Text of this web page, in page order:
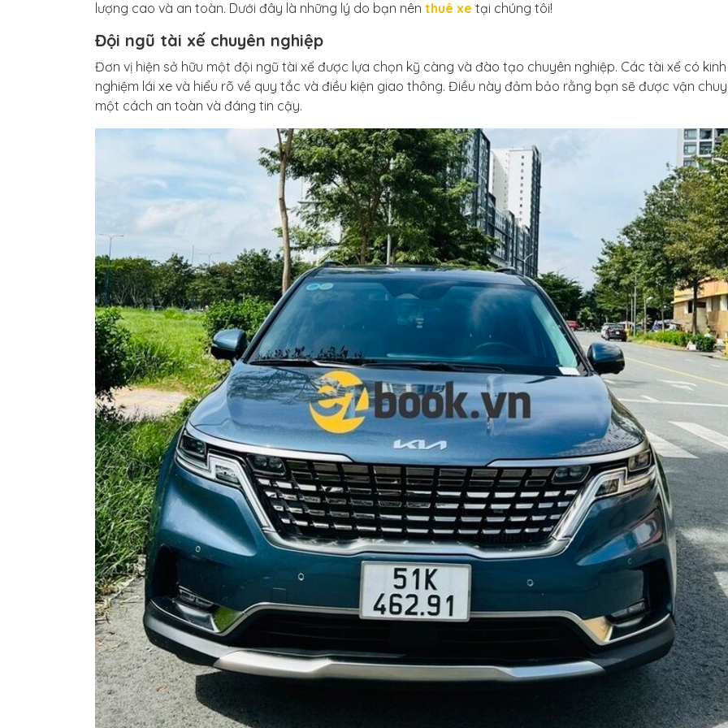
lượng cao và an toàn. Dưới đây là những lý do bạn nên thuê xe tại chúng tôi!
Đội ngũ tài xế chuyên nghiệp
Đơn vị hiện sở hữu một đội ngũ tài xế được lựa chọn kỹ càng và đào tạo chuyên nghiệp. Các tài xế có kinh
nghiệm lái xe và hiểu rõ về quy tắc và điều kiện giao thông. Điều này đảm bảo rằng bạn sẽ được vận
một cách an toàn và đáng tin cậy.